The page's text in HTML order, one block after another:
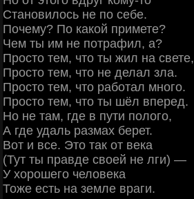
Становилось не по себе.
Почему? По какой примете?
Чем ты им не потрафил, а?
Просто тем, что ты жил на свете,
Просто тем, что не делал зла.
Просто тем, что работал много.
Просто тем, что ты шёл вперед.
Но не там, где в пути полого,
А где удаль размах берет.
Вот и все. Это так от века
(Тут ты правде своей не лги) —
У хорошего человека
Тоже есть на земле враги.